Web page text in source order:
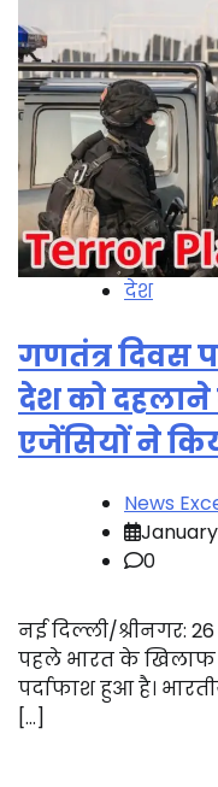
देश
गणतंत्र दिवस
देश को
एजेंसियों ने
News
January
0
नई दिल्ली/श्रीनगर:
पहले भारत के
पर्दाफाश हुआ है।
[…]